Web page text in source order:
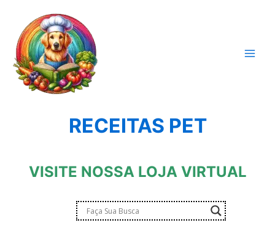
conteúdo
RECEITAS PET
VISITE NOSSA LOJA VIRTUAL